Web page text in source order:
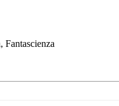
Fantascienza